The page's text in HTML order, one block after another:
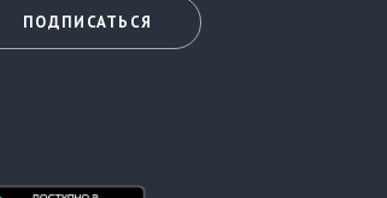
ПОДПИСАТЬСЯ